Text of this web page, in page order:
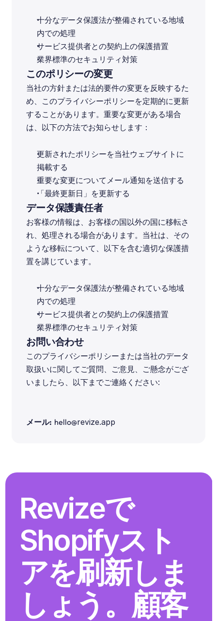
十分なデータ保護法が整備されている地域
内での処理
サービス提供者との契約上の保護措置
業界標準のセキュリティ対策
このポリシーの変更
当社の方針または法的要件の変更を反映するた
め、このプライバシーポリシーを定期的に更新
することがあります。重要な変更がある場合
は、以下の方法でお知らせします：
更新されたポリシーを当社ウェブサイトに
掲載する
重要な変更についてメール通知を送信する
「最終更新日」を更新する
データ保護責任者
お客様の情報は、お客様の国以外の国に移転さ
れ、処理される場合があります。当社は、その
ような移転について、以下を含む適切な保護措
置を講じています。
十分なデータ保護法が整備されている地域
内での処理
サービス提供者との契約上の保護措置
業界標準のセキュリティ対策
お問い合わせ
このプライバシーポリシーまたは当社のデータ
取扱いに関してご質問、ご意見、ご懸念がござ
いましたら、以下までご連絡ください:
メール: hello@revize.app
Revizeで
Shopifyスト
アを刷新しま
しょう。顧客